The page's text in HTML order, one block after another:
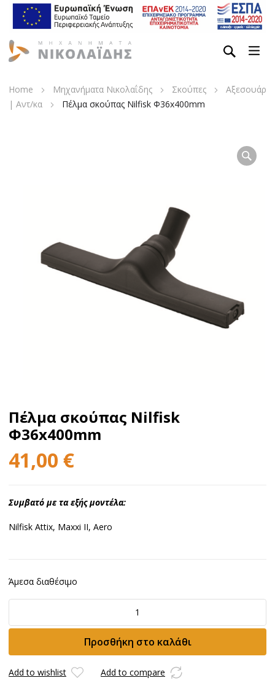
Home Μηχανήματα Νικολαΐδης Σκούπες
Αξεσουάρ
| Αντ/κα
Πέλμα σκούπας Nilfisk Φ36x400mm
Πέλμα σκούπας Nilfisk
Φ36x400mm
41,00 €
Συμβατό με τα εξής μοντέλα:
Nilfisk Attix, Maxxi II, Aero
Άμεσα διαθέσιμο
Nilfisk
ποσότητα
Προσθήκη στο καλάθι
Add to wishlist Add to compare